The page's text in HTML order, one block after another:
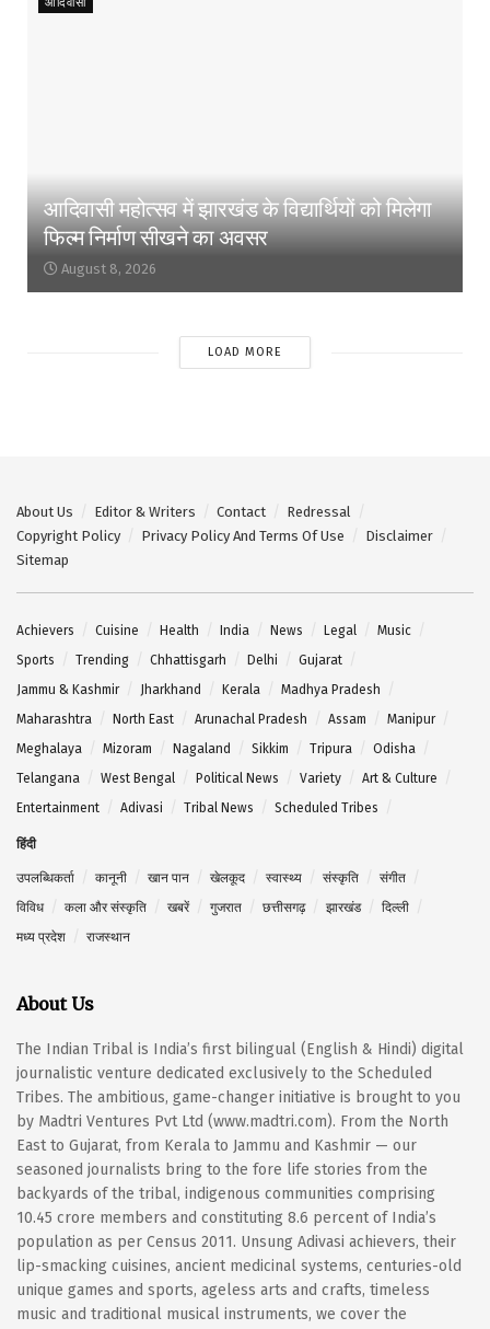
आदिवासी महोत्सव में झारखंड के विद्यार्थियों को मिलेगा
फिल्म निर्माण सीखने का अवसर
August 8, 2026
LOAD MORE
About Us Editor & Writers Contact
Redressal
Copyright Policy
Privacy Policy And Terms Of Use
Disclaimer
Sitemap
Achievers Cuisine Health India News Legal
Music
Sports
Trending Chhattisgarh Delhi
Gujarat
Jammu & Kashmir
Jharkhand Kerala
Madhya Pradesh
Maharashtra
North East Arunachal Pradesh Assam
Manipur
Meghalaya
Mizoram Nagaland Sikkim Tripura
Odisha
Telangana
West Bengal Political News Variety
Art & Culture
Entertainment
Adivasi Tribal News Scheduled Tribes
हिंदी
उपलब्धिकर्ता कानूनी खान पान खेलकूद स्वास्थ्य संस्कृति
संगीत
विविध
कला और संस्कृति खबरें गुजरात छत्तीसगढ़ झारखंड
दिल्ली
मध्य प्रदेश
राजस्थान
About Us
The Indian Tribal is India’s first bilingual (English & Hindi) digital
journalistic venture dedicated exclusively to the Scheduled
Tribes. The ambitious, game-changer initiative is brought to you
by Madtri Ventures Pvt Ltd (www.madtri.com). From the North
East to Gujarat, from Kerala to Jammu and Kashmir — our
seasoned journalists bring to the fore life stories from the
backyards of the tribal, indigenous communities comprising
10.45 crore members and constituting 8.6 percent of India’s
population as per Census 2011. Unsung Adivasi achievers, their
lip-smacking cuisines, ancient medicinal systems, centuries-old
unique games and sports, ageless arts and crafts, timeless
music and traditional musical instruments, we cover the